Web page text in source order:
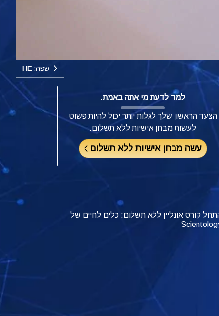
שפה:HE
למד לדעת מי אתה באמת.
הצעד הראשון שלך לגלות יותר יכול להיות פשוט
לעשות מבחן אישיות ללא תשלום.
עשה מבחן אישיות ללא תשלום
קורס אונליין ללא תשלום: כלים לחיים של